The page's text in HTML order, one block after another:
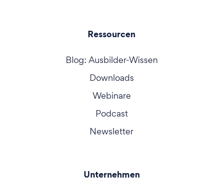
Ressourcen
Blog: Ausbilder-Wissen
Downloads
Webinare
Podcast
Newsletter
Unternehmen